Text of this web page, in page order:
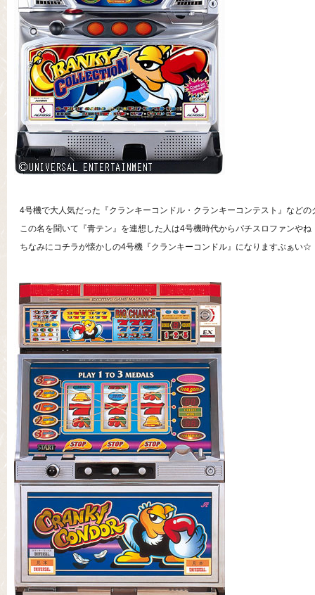
4号機で大人気だった『クランキーコンドル・クランキーコンテスト』など
この名を聞いて『青テン』を連想した人は4号機時代からパチスロファンやね
ちなみにコチラが懐かしの4号機『クランキーコンドル』になりますぶぁい☆